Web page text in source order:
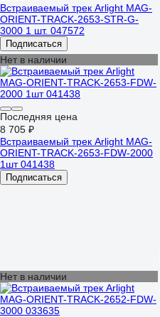
Встраиваемый трек Arlight MAG-
ORIENT-TRACK-2653-STR-G-
3000 1 шт. 047572
Подписаться
Нет в наличии
Последняя цена
8 705 ₽
Встраиваемый трек Arlight MAG-
ORIENT-TRACK-2653-FDW-2000
1шт 041438
Подписаться
Нет в наличии